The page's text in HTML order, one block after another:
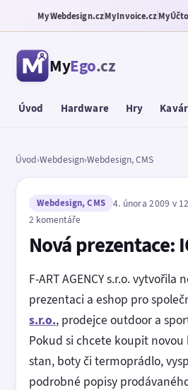
MyWebdesign.czMyInvoice.cz
MyEgo.cz
Úvod Hardware Hry
Úvod›Webdesign›Webdesign, CMS
Webdesign, CMS 4. února 2009 v
2 komentáře
Nová prezentace:
F-ART AGENCY s.r.o. vytvořila
prezentaci a eshop pro
s.r.o., prodejce outdoor a
Pokud si chcete koupit
stan, boty či termoprádlo,
podrobné popisy